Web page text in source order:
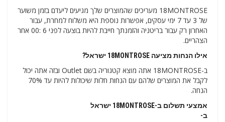
18MONTROSE מעריכים שהמוצרים שלך מגיעים ליעדם בזמן משוער
של 3 עד 7 ימי עסקים, אפשרות נוספת היא משלוח למחרת, עבור
האחרון רק עבור בריטניה והזמנתך חייבת להיות בוצעה לפני 6 :00 אחר
הצהריים.
אילו הנחות מציעה 18MONTROSE ישראל?
ב-18MONTROSE אתה מוצא קטגוריה בשם Outlet ובזה אתה יכול
לקבל את המוצרים שלהם עם הנחות חלות שיכולות להיות עד 70%
הנחה.
אמצעי תשלום ב-18MONTROSE ישראל
ב-